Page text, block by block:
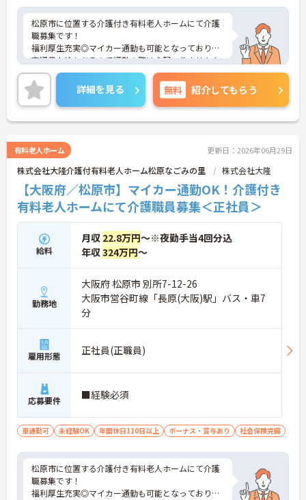
松原市に位置する介護付き有料老人ホームにて介護
職募集です！
福利厚生充実◎マイカー通勤も可能となっており、
交通費支給もあるので通勤の際は心配いりません！
ご興味ございましたら、さらに詳細をお伝えいたし
ますのでお気軽にお問い合わせください！
詳細を見る 無料 紹介してもらう
有料老人ホーム 更新日：2026年06月29日
株式会社大隆介護付有料老人ホーム松原なごみの里 株式会社大隆
【大阪府／松原市】マイカー通勤OK！介護付き
有料老人ホームにて介護職員募集＜正社員＞
給料
月収 22.8万円～※夜勤手当4回分込
年収324万円～
勤務地
大阪府 松原市 別所7-12-26
大阪市営谷町線「長原(大阪)駅」バス・車7
分
雇用形態 正社員(正職員)
応募要件 ■経験必須
車通勤可 未経験OK 年間休日110日以上 ボーナス・賞与あり 社会保険完備
松原市に位置する介護付き有料老人ホームにて介護
職募集です！
福利厚生充実◎マイカー通勤も可能となっており、